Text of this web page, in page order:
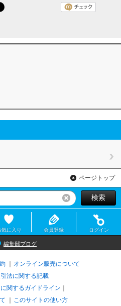
ページトップ
リセット検索
気に入り 会員登録 ログイン
編集部ブログ
オンライン販売について
法に関する記載
関するガイドライン
このサイトの使い方